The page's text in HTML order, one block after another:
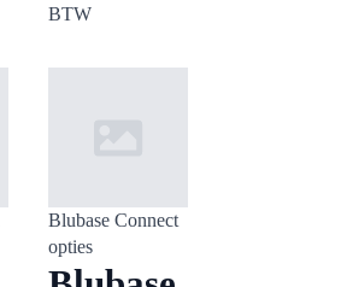
BTW
Blubase Connect
opties